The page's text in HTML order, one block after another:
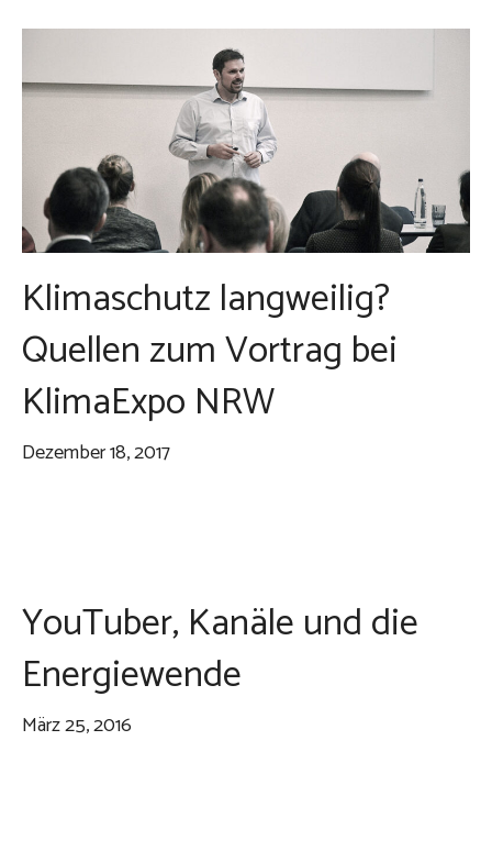
Klimaschutz langweilig?
Quellen zum Vortrag bei
KlimaExpo NRW
Dezember 18, 2017
YouTuber, Kanäle und die
Energiewende
März 25, 2016